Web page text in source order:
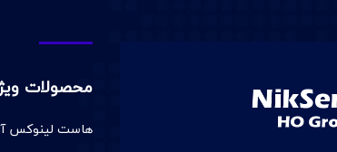
محصولات
هاست لینوکس